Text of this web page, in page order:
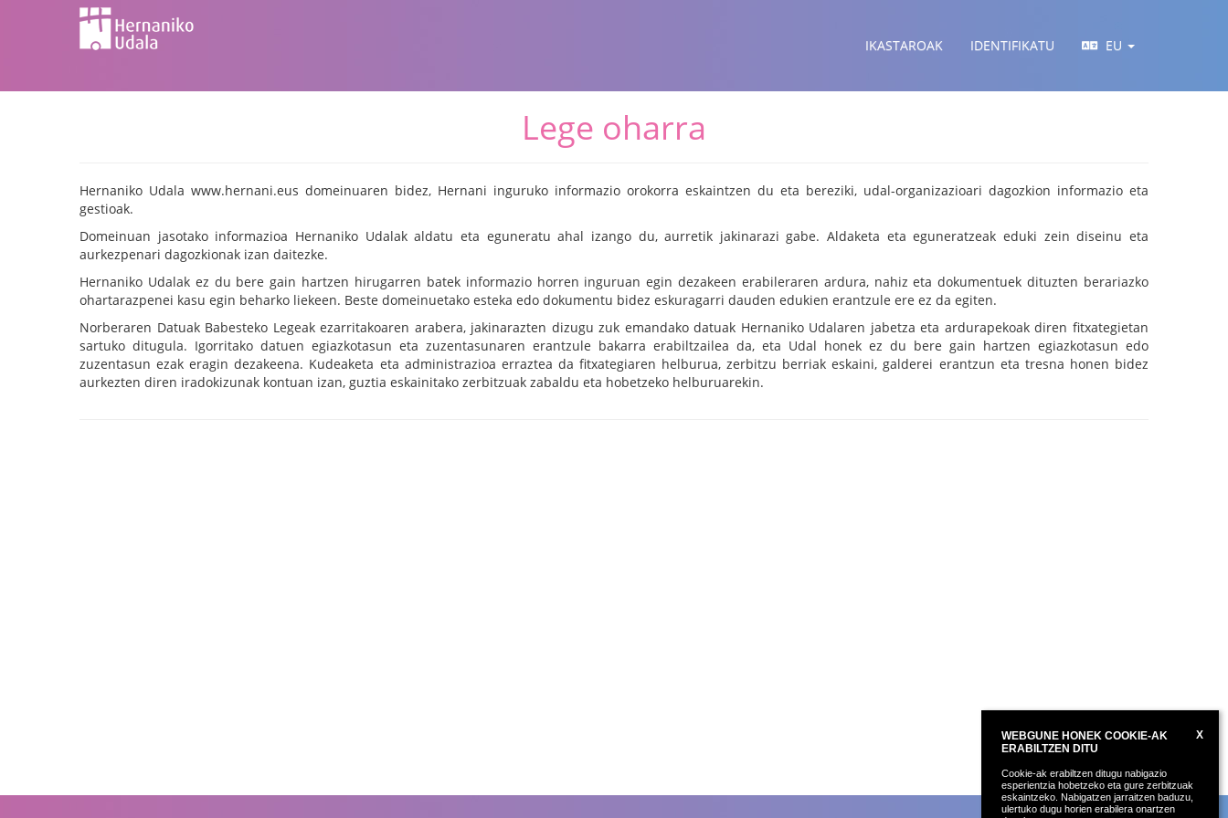
IKASTAROAK IDENTIFIKATU EU
Lege oharra
Hernaniko Udala www.hernani.eus domeinuaren bidez, Hernani inguruko informazio orokorra eskaintzen du eta bereziki, udal-organizazioari dagozkion informazio eta
gestioak.
Domeinuan jasotako informazioa Hernaniko Udalak aldatu eta eguneratu ahal izango du, aurretik jakinarazi gabe. Aldaketa eta eguneratzeak eduki zein diseinu eta
aurkezpenari dagozkionak izan daitezke.
Hernaniko Udalak ez du bere gain hartzen hirugarren batek informazio horren inguruan egin dezakeen erabileraren ardura, nahiz eta dokumentuek dituzten berariazko
ohartarazpenei kasu egin beharko liekeen. Beste domeinuetako esteka edo dokumentu bidez eskuragarri dauden edukien erantzule ere ez da egiten.
Norberaren Datuak Babesteko Legeak ezarritakoaren arabera, jakinarazten dizugu zuk emandako datuak Hernaniko Udalaren jabetza eta ardurapekoak diren fitxategietan
sartuko ditugula. Igorritako datuen egiazkotasun eta zuzentasunaren erantzule bakarra erabiltzailea da, eta Udal honek ez du bere gain hartzen egiazkotasun edo
zuzentasun ezak eragin dezakeena. Kudeaketa eta administrazioa erraztea da fitxategiaren helburua, zerbitzu berriak eskaini, galderei erantzun eta tresna honen bidez
aurkezten diren iradokizunak kontuan izan, guztia eskainitako zerbitzuak zabaldu eta hobetzeko helburuarekin.
WEBGUNE HONEK COOKIE-AK
ERABILTZEN DITU
X
Cookie-ak erabiltzen ditugu nabigazio
esperientzia hobetzeko eta gure zerbitzuak
eskaintzeko. Nabigatzen jarraitzen baduzu,
ulertuko dugu horien erabilera onartzen